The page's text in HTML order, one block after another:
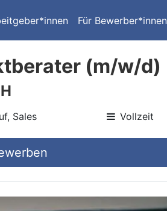
Für Bewerber*innen
(m/w/d)
Sales Vollzeit